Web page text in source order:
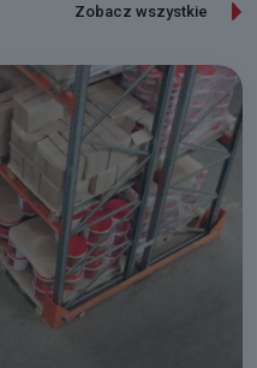
Zobacz wszystkie